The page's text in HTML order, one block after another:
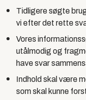
Tidligere søgte
vi efter det rette
Vores
utålmodig og
have svar
Indhold skal være
som skal kunne